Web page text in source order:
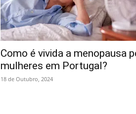
Como é vivida a menopausa
mulheres em Portugal?
18 de Outubro, 2024